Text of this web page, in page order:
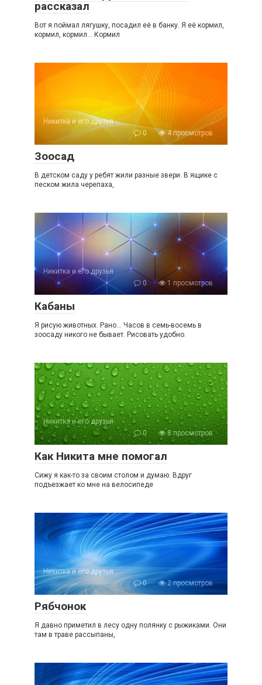
рассказал
Вот я поймал лягушку, посадил её в банку. Я её кормил,
кормил, кормил… Кормил
Никитка и его друзья
0
4 просмотров
Зоосад
В детском саду у ребят жили разные звери. В ящике с
песком жила черепаха,
Никитка и его друзья
0
1 просмотров
Кабаны
Я рисую животных. Рано… Часов в семь-восемь в
зоосаду никого не бывает. Рисовать удобно.
Никитка и его друзья
0
8 просмотров
Как Никита мне помогал
Сижу я как-то за своим столом и думаю. Вдруг
подъезжает ко мне на велосипеде
Никитка и его друзья
0
2 просмотров
Рябчонок
Я давно приметил в лесу одну полянку с рыжиками. Они
там в траве рассыпаны,